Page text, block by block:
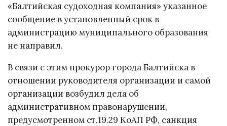
«Балтийская судоходная компания» указанное
сообщение в установленный срок в
администрацию муниципального образования
не направил.
В связи с этим прокурор города Балтийска в
отношении руководителя организации и самой
организации возбудил дела об
административном правонарушении,
предусмотренном ст.19.29 КоАП РФ, санкция